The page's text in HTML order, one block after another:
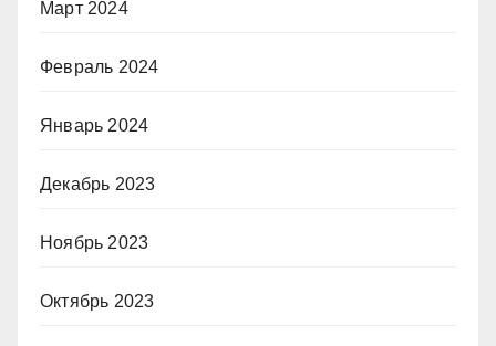
Март 2024
Февраль 2024
Январь 2024
Декабрь 2023
Ноябрь 2023
Октябрь 2023